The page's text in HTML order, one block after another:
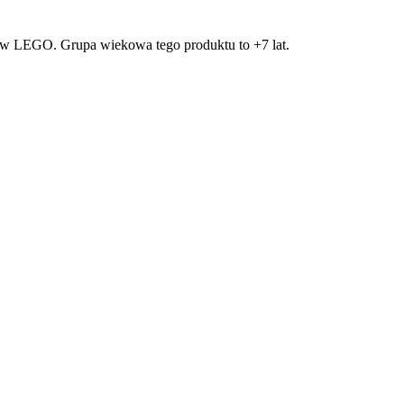
LEGO. Grupa wiekowa tego produktu to +7 lat.